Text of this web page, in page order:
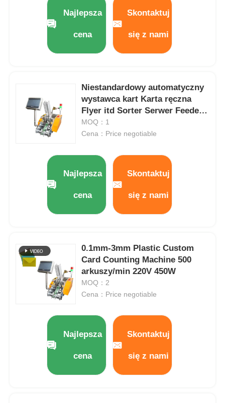
Najlepsza
cena
Skontaktuj
się z nami
Niestandardowy automatyczny
wystawca kart Karta ręczna
Flyer itd Sorter Serwer Feeder
Karta papierowa
MOQ：1
Cena：Price negotiable
Najlepsza
cena
Skontaktuj
się z nami
0.1mm-3mm Plastic Custom
Card Counting Machine 500
arkuszy/min 220V 450W
MOQ：2
Cena：Price negotiable
Najlepsza
cena
Skontaktuj
się z nami